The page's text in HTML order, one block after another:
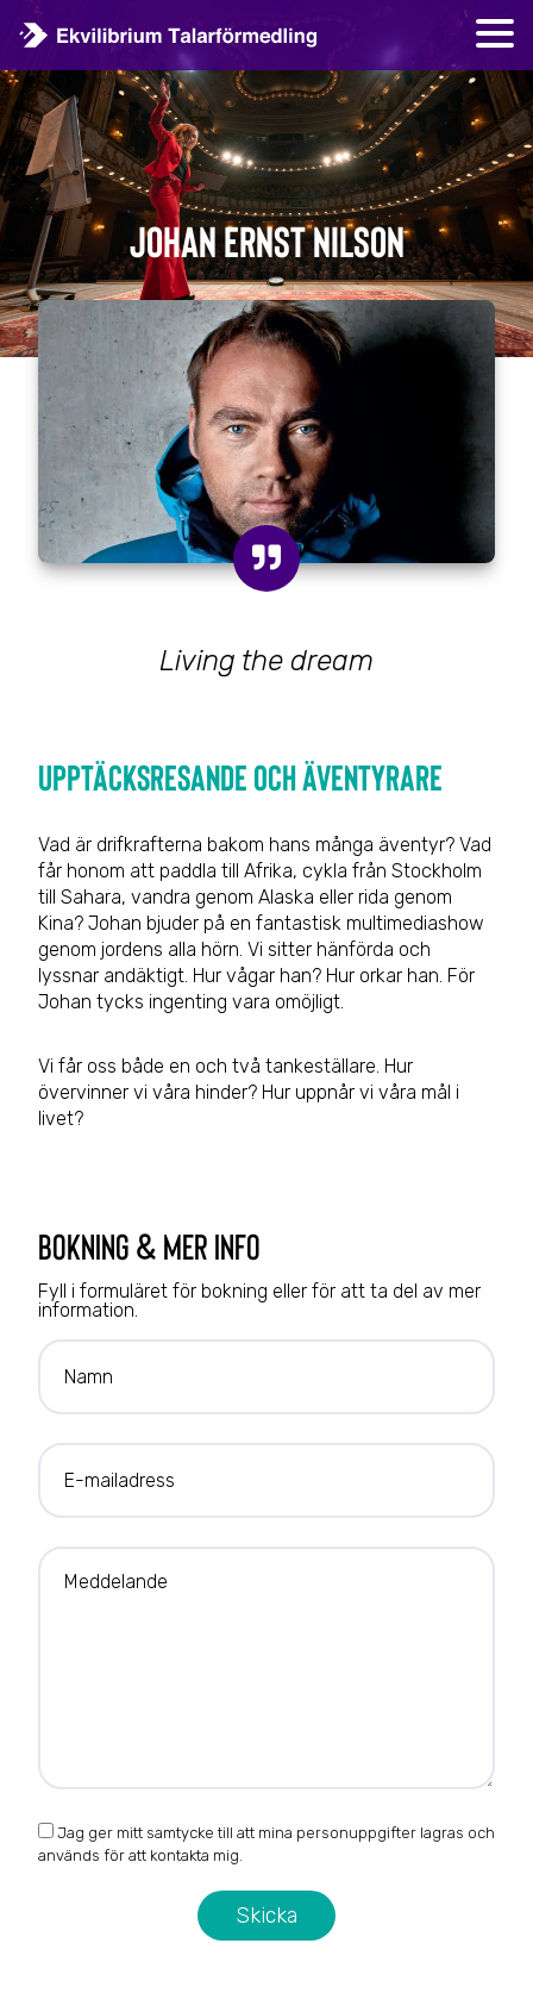
Johan Ernst Nilson
Living the dream
Upptäcksresande och äventyrare
Vad är drifkrafterna bakom hans många äventyr? Vad
får honom att paddla till Afrika, cykla från Stockholm
till Sahara, vandra genom Alaska eller rida genom
Kina? Johan bjuder på en fantastisk multimediashow
genom jordens alla hörn. Vi sitter hänförda och
lyssnar andäktigt. Hur vågar han? Hur orkar han. För
Johan tycks ingenting vara omöjligt.
Vi får oss både en och två tankeställare. Hur
övervinner vi våra hinder? Hur uppnår vi våra mål i
livet?
bokning & mer info
Fyll i formuläret för bokning eller för att ta del av mer
information.
Namn
E-mailadress
Meddelande
Jag ger mitt samtycke till att mina personuppgifter lagras och
används för att kontakta mig.